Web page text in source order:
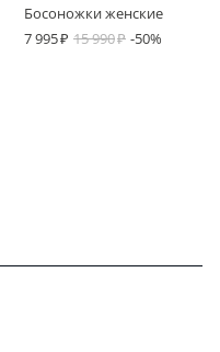
Босоножки женские
7 995
15 990 -50%